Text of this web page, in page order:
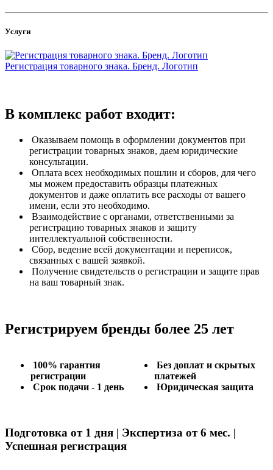
Услуги
Регистрация товарного знака. Бренд. Логотип
В комплекс работ входит:
Оказываем помощь в оформлении документов при
регистрации товарных знаков, даем юридические
консультации.
Оплата всех необходимых пошлин и сборов, для чего
мы можем предоставить образцы платежных
документов и даже оплатить все расходы от вашего
имени, если это необходимо.
Взаимодействие с органами, ответственными за
регистрацию товарных знаков и защиту
интеллектуальной собственности.
Сбор, ведение всей документации и переписок,
связанных с вашей заявкой.
Получение свидетельств о регистрации и защите прав
на ваш товарный знак.
Регистрируем бренды более 25 лет
100% гарантия
регистрации
Срок подачи - 1 день
Без доплат и скрытых
платежей
Юридическая защита
Подготовка от 1 дня | Экспертиза от 6 мес. |
Успешная регистрация